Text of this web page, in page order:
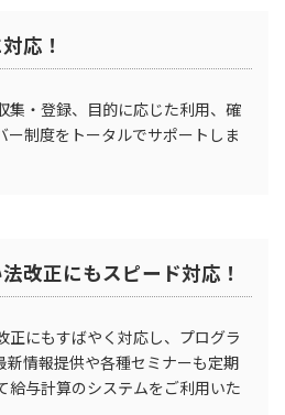
応！
集・登録、目的に応じた利用、確
ー制度をトータルでサポートしま
改正にもスピード対応！
正にもすばやく対応し、プログラ
新情報提供や各種セミナーも定期
給与計算のシステムをご利用いた